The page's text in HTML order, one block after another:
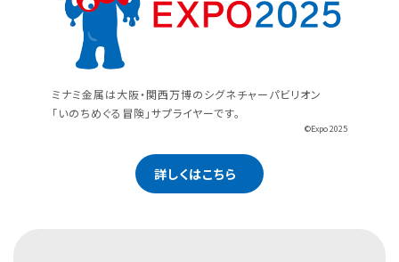
ミナミ金属は大阪・関西万博のシグネチャーパビリオン
「いのちめぐる冒険」サプライヤーです。
©Expo 2025
詳しくはこちら